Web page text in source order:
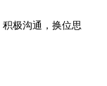
极沟通，换位思